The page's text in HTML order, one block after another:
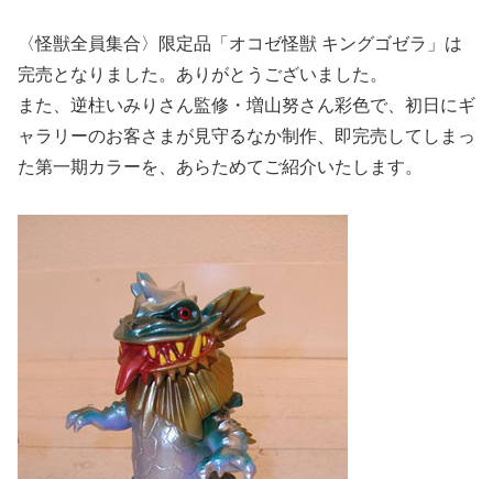
〈怪獣全員集合〉限定品「オコゼ怪獣 キングゴゼラ」は
完売となりました。ありがとうございました。
また、逆柱いみりさん監修・増山努さん彩色で、初日にギ
ャラリーのお客さまが見守るなか制作、即完売してしまっ
た第一期カラーを、あらためてご紹介いたします。